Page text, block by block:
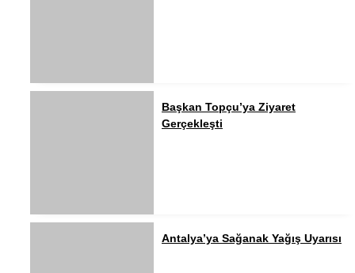
Başkan Topçu’ya Ziyaret
Gerçekleşti
Antalya’ya Sağanak Yağış Uyarısı